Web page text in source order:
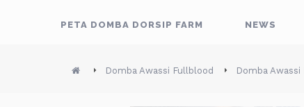
PETA DOMBA DORSIP FARM NEWS
Domba Awassi Fullblood Domba